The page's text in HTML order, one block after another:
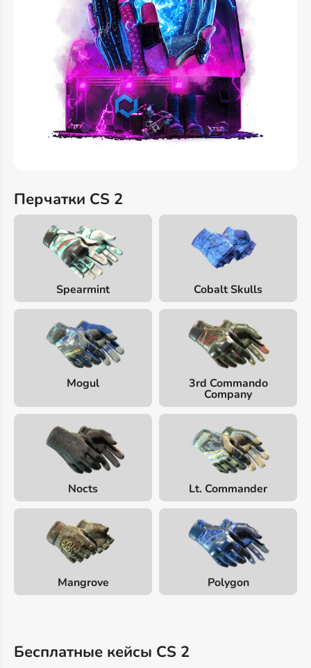
Перчатки CS 2
Spearmint Cobalt Skulls
Mogul 3rd Commando
Company
Nocts Lt. Commander
Mangrove Polygon
Бесплатные кейсы CS 2